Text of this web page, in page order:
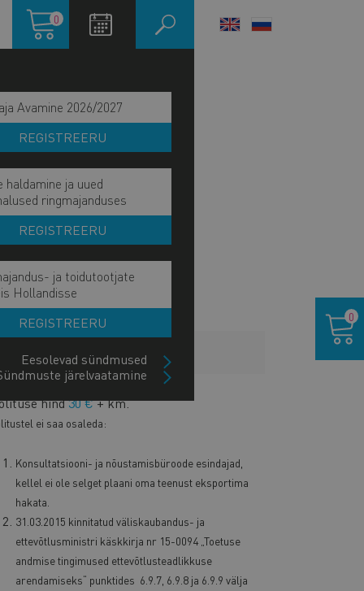
Ostukorv
0
Avamine 2026/2027
REGISTREERU
haldamine ja uued
ringmajanduses
REGISTREERU
ja toidutootjate
Hollandisse
REGISTREERU
Eesolevad sündmused
järelvaatamine
LANGUAGE
0
HINNAKIRI
hind30 €+ km.
ei saa osaleda:
Konsultatsiooni- ja nõustamisbüroode esindajad,
kellel ei ole selget plaani oma teenust eksportima
hakata.
31.03.2015 kinnitatud väliskaubandus- ja
ettevõtlusministri käskkirja nr 15-0094 „Toetuse
andmise tingimused ettevõtlusteadlikkuse
arendamiseks“ punktides 6.9.7, 6.9.8 ja 6.9.9 välja